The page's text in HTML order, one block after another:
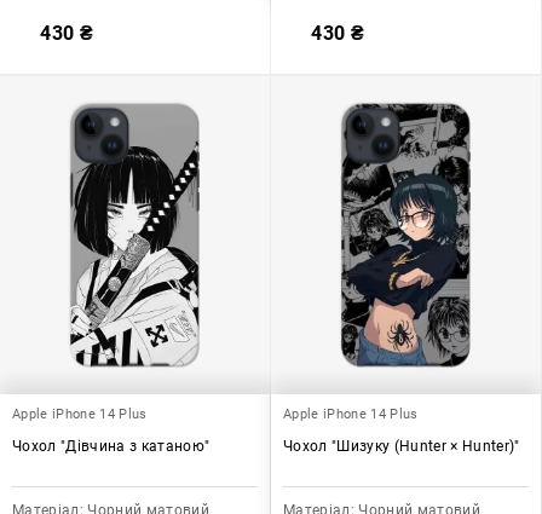
430 ₴ 430 ₴
Apple iPhone 14 Plus
Чохол "Дівчина з катаною"
Матеріал: Чорний матовий
Apple iPhone 14 Plus
Чохол "Шизуку (Hunter × Hunter)"
Матеріал: Чорний матовий